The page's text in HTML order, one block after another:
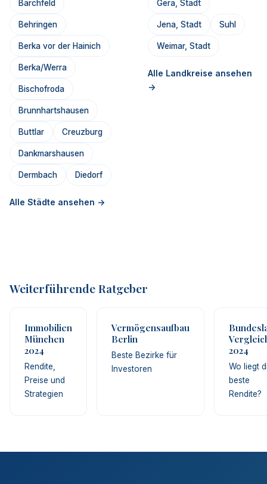
Barchfeld
Behringen
Berka vor der Hainich
Berka/Werra
Bischofroda
Brunnhartshausen
Buttlar Creuzburg
Dankmarshausen
Dermbach Diedorf
Alle Städte ansehen ->
Gera, Stadt
Jena, Stadt Suhl
Weimar, Stadt
Alle Landkreise ansehen
->
Weiterführende Ratgeber
Immobilien
München
2024
Rendite,
Preise und
Strategien
Vermögensaufbau
Berlin
Beste Bezirke für
Investoren
2024
Wo liegt
beste
Rendite?